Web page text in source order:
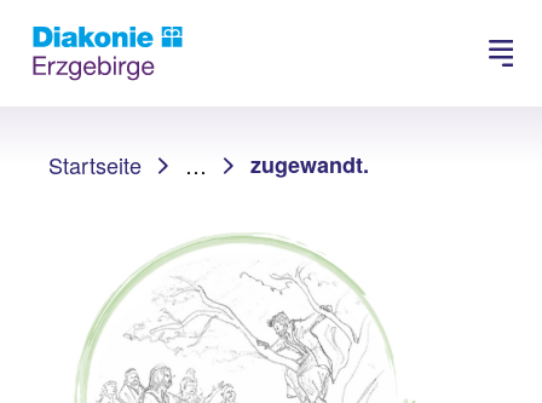
Suchen
Startseite
… zugewandt.